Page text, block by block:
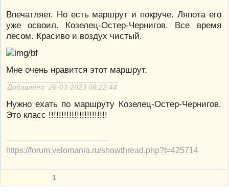
Впечатляет. Но есть маршрут и покруче. Ляпота его
уже освоил. Козелец-Остер-Чернигов. Все время
лесом. Красиво и воздух чистый.
Мне очень нравится этот маршрут.
Добавлено: 26-03-2023 08:22:44
Нужно ехать по маршруту Козелец-Остер-Чернигов.
Это класс !!!!!!!!!!!!!!!!!!!!!!!
https://forum.velomania.ru/showthread.php?t=425714
1